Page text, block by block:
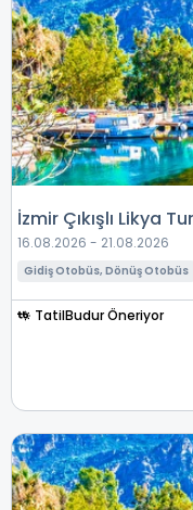
İzmir Çıkışlı Likya
16.08.2026 - 21.08.2026
Gidiş Otobüs, Dönüş Otobüs
TatilBudur Öneriyor